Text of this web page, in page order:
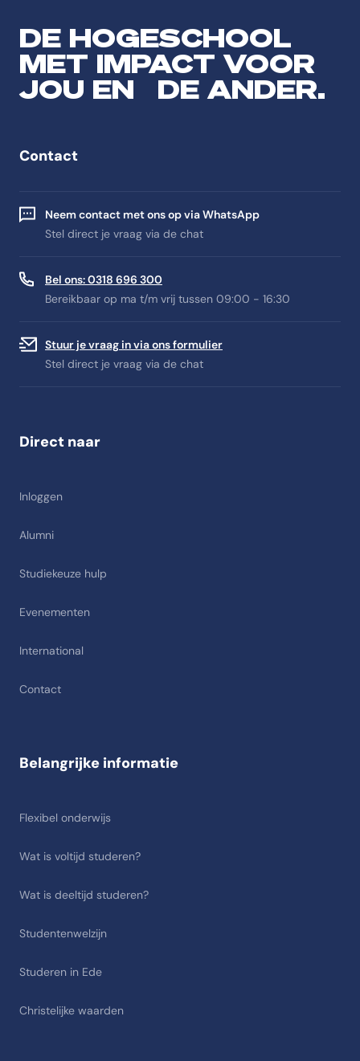
DE HOGESCHOOL
MET IMPACT VOOR
JOU EN DE ANDER.
Contact
Neem contact met ons op via WhatsApp
Stel direct je vraag via de chat
Bel ons: 0318 696 300
Bereikbaar op ma t/m vrij tussen 09:00 - 16:30
Stuur je vraag in via ons formulier
Stel direct je vraag via de chat
Direct naar
Inloggen
Alumni
Studiekeuze hulp
Evenementen
International
Contact
Belangrijke informatie
Flexibel onderwijs
Wat is voltijd studeren?
Wat is deeltijd studeren?
Studentenwelzijn
Studeren in Ede
Christelijke waarden